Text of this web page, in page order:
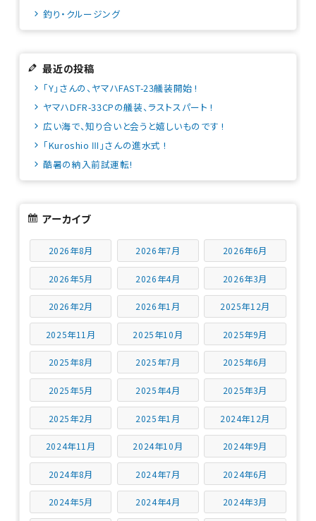
釣り・クルージング
最近の投稿
「Y」さんの、ヤマハFAST-23艤装開始 !
ヤマハDFR-33CPの艤装、ラストスパート !
広い海で、知り合いと会うと嬉しいものです !
「Kuroshio Ⅲ」さんの進水式 !
酷暑の納入前試運転!
アーカイブ
2026年8月 2026年7月 2026年6月
2026年5月 2026年4月 2026年3月
2026年2月 2026年1月 2025年12月
2025年11月 2025年10月 2025年9月
2025年8月 2025年7月 2025年6月
2025年5月 2025年4月 2025年3月
2025年2月 2025年1月 2024年12月
2024年11月 2024年10月 2024年9月
2024年8月 2024年7月 2024年6月
2024年5月 2024年4月 2024年3月